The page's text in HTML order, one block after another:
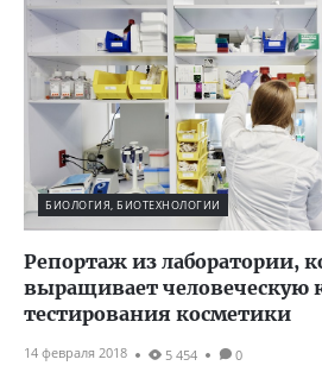
БИОЛОГИЯ, БИОТЕХНОЛОГИИ
Репортаж из лаборатории,
выращивает человеческую
тестирования косметики
14 февраля 2018 5 454 0